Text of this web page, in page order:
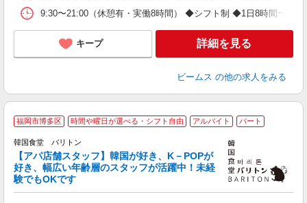
9:30〜21:00（休憩有・実働8時間） ◆シフト制 ◆1日8時間〜 ◆
キープ 詳細を見る
ビームス の他の求人をみる
福岡市博多区 時間や曜日が選べる・シフト自由 アルバイト パート
韓国食堂 バリトン
【アパ店舗スタッフ】韓国が好き、K－POPが
好き、幅広い年齢層のスタッフが活躍中！未経
験でもOKです